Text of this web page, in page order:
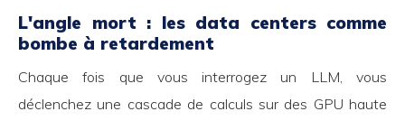
L'angle mort : les data centers comme
bombe à retardement
Chaque fois que vous interrogez un LLM, vous
déclenchez une cascade de calculs sur des GPU haute